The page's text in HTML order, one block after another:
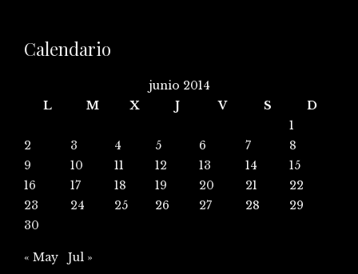
Calendario
junio 2014
L
M X J V S
D
1
2
3 4 5 6 7
8
9
10 11 12 13 14
15
16
17 18 19 20 21
22
23
24 25 26 27 28
29
30
« May Jul »